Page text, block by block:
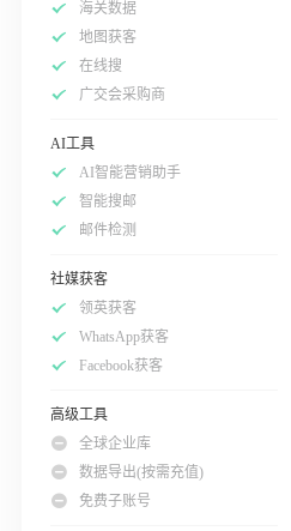
海关数据
地图获客
在线搜
广交会采购商
AI工具
AI智能营销助手
智能搜邮
邮件检测
社媒获客
领英获客
WhatsApp获客
Facebook获客
高级工具
全球企业库
数据导出(按需充值)
免费子账号